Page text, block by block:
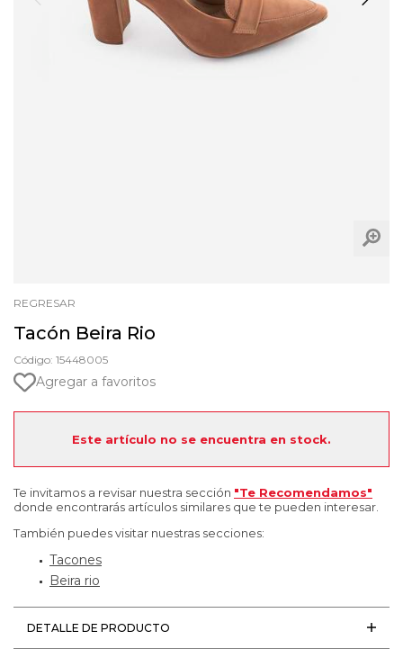
REGRESAR
Tacón Beira Rio
Código: 15448005
Agregar a favoritos
Este artículo no se encuentra en stock.
Te invitamos a revisar nuestra sección "Te Recomendamos"
donde encontrarás artículos similares que te pueden interesar.
También puedes visitar nuestras secciones:
Tacones
Beira rio
DETALLE DE PRODUCTO